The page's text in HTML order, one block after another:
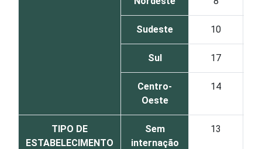
Sudeste 10
Sul 17
Centro-
Oeste
14
TIPO DE
ESTABELECIMENTO
Sem
internação
13